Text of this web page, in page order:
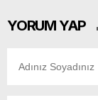
YORUM YAP